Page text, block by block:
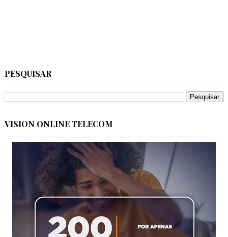
PESQUISAR
VISION ONLINE TELECOM